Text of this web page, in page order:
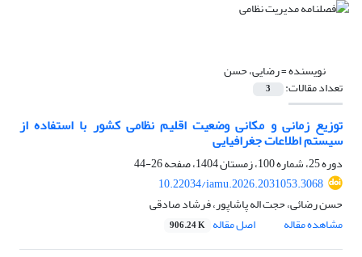
نویسنده =رضایی، حسن
تعداد مقالات: 3
توزیع زمانی و مکانی وضعیت اقلیم نظامی کشور با استفاده از
سیستم اطلاعات جغرافیایی
دوره 25، شماره 100، زمستان 1404، صفحه
26-44
10.22034/iamu.2026.2031053.3068
حسن رضائی، حجت اله پاشاپور، فرشاد صادقی
مشاهده مقاله
اصل مقاله 906.24 K